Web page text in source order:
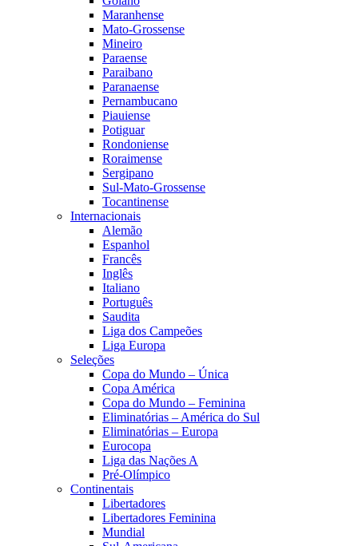
Maranhense
Mato-Grossense
Mineiro
Paraense
Paraibano
Paranaense
Pernambucano
Piauiense
Potiguar
Rondoniense
Roraimense
Sergipano
Sul-Mato-Grossense
Tocantinense
Internacionais
Alemão
Espanhol
Francês
Inglês
Italiano
Português
Saudita
Liga dos Campeões
Liga Europa
Seleções
Copa do Mundo – Única
Copa América
Copa do Mundo – Feminina
Eliminatórias – América do Sul
Eliminatórias – Europa
Eurocopa
Liga das Nações A
Pré-Olímpico
Continentais
Libertadores
Libertadores Feminina
Mundial